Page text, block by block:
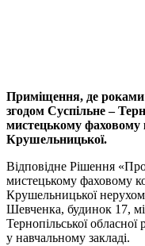
Приміщення, де
згодом Суспільне –
мистецькому фаховому
Крушельницької.
Відповідне Рішення
мистецькому фаховому
Крушельницької
Шевченка, будинок 17,
Тернопільської
у навчальному закладі.